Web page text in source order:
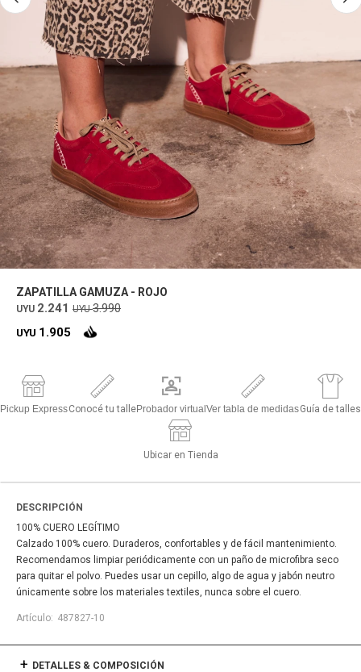
ZAPATILLA GAMUZA - ROJO
UYU 2.241 UYU 3.990
UYU 1.905
Pickup ExpressConocé tu talleProbador virtual Ver tabla de medidasGuía de talles
Ubicar en Tienda
DESCRIPCIÓN
100% CUERO LEGÍTIMO
Calzado 100% cuero. Duraderos, confortables y de fácil mantenimiento.
Recomendamos limpiar periódicamente con un paño de microfibra seco
para quitar el polvo. Puedes usar un cepillo, algo de agua y jabón neutro
únicamente sobre los materiales textiles, nunca sobre el cuero.
487827-10
DETALLES & COMPOSICIÓN